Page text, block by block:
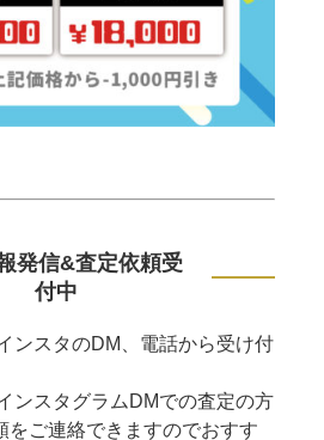
発信&査定依頼受
付中
ンスタのDM、電話から受け付
ンスタグラムDMでの査定の方
をご連絡できますのでおすす